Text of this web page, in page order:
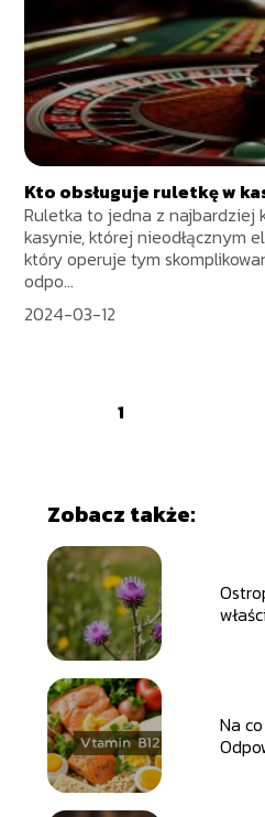
Kto obsługuje ruletkę w
Ruletka to jedna z najbardziej
kasynie, której nieodłącznym
który operuje tym
odpo...
2024-03-12
1
Zobacz także:
Na